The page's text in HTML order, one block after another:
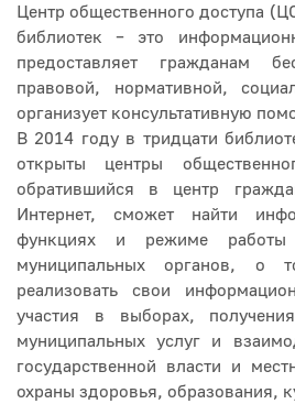
Центр общественного доступа
библиотек – это
предоставляет гражданам
правовой, нормативной,
организует консультативную
В 2014 году в тридцати
открыты центры
обратившийся в центр
Интернет, сможет найти
функциях и режиме работы
муниципальных органов,
реализовать свои
участия в выборах,
муниципальных услуг и
государственной власти и
охраны здоровья, образования,